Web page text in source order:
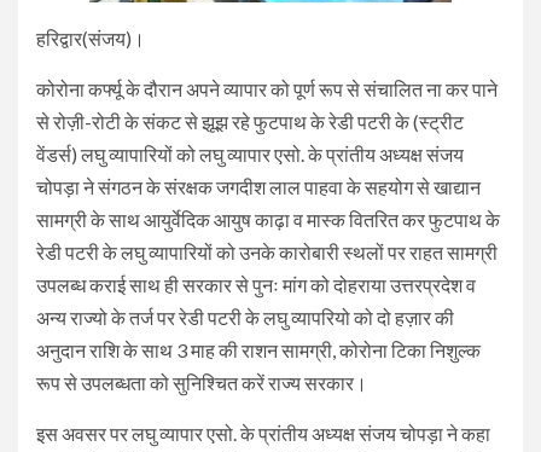
हरिद्वार(संजय)।
कोरोना कर्फ्यू के दौरान अपने व्यापार को पूर्ण रूप से संचालित ना कर पाने
से रोज़ी-रोटी के संकट से झूझ रहे फुटपाथ के रेडी पटरी के (स्ट्रीट
वेंडर्स) लघु व्यापारियों को लघु व्यापार एसो. के प्रांतीय अध्यक्ष संजय
चोपड़ा ने संगठन के संरक्षक जगदीश लाल पाहवा के सहयोग से खाद्यान
सामग्री के साथ आयुर्वेदिक आयुष काढ़ा व मास्क वितरित कर फुटपाथ के
रेडी पटरी के लघु व्यापारियों को उनके कारोबारी स्थलों पर राहत सामग्री
उपलब्ध कराई साथ ही सरकार से पुनः मांग को दोहराया उत्तरप्रदेश व
अन्य राज्यो के तर्ज पर रेडी पटरी के लघु व्यापरियो को दो हज़ार की
अनुदान राशि के साथ 3 माह की राशन सामग्री, कोरोना टिका निशुल्क
रूप से उपलब्धता को सुनिश्चित करें राज्य सरकार।
इस अवसर पर लघु व्यापार एसो. के प्रांतीय अध्यक्ष संजय चोपड़ा ने कहा